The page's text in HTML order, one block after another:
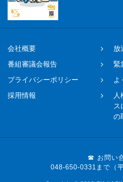
会社概要
放
番組審議会報告
緊
プライバシーポリシー
よ
採用情報
ス
の
☎ お問い
048-650-0331まで（